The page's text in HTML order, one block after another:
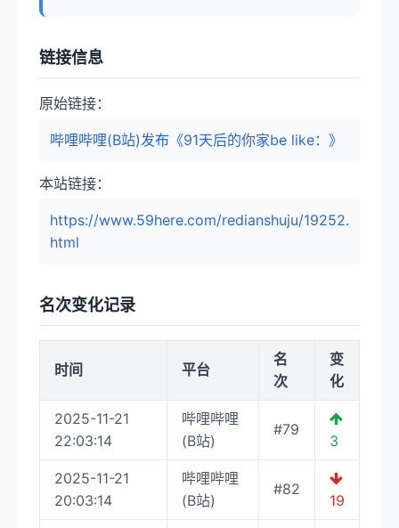
链接信息
原始链接：
哔哩哔哩(B站)发布《91天后的你家be like：》
本站链接：
https://www.59here.com/redianshuju/19252.
html
名次变化记录
时间 平台
名
次
变
化
2025-11-21
22:03:14
哔哩哔哩
(B站)
#79
3
2025-11-21
20:03:14
哔哩哔哩
(B站)
#82
19